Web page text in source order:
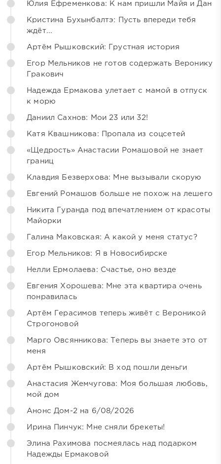
Юлия Ефременкова: К нам пришли Майя и Дан
Кристина Бухынбалтэ: Пусть впереди тебя
ждёт...
Артём Рышковский: Грустная история
Егор Мельников не готов содержать Веронику
Гракович
Надежда Ермакова улетает с мамой в отпуск
к морю
Даниил Сахнов: Мои 23 или 32!
Катя Квашникова: Пропала из соцсетей
«Щедрость» Анастасии Ромашовой не знает
границ
Клавдия Безверхова: Мне вызывали скорую
Евгений Ромашов больше не похож на лешего
Никита Гуранда под впечатлением от красоты
Майорки
Галина Маковская: А какой у меня статус?
Егор Мельников: Я в Новосибирске
Нелли Ермолаева: Счастье, оно везде
Евгения Хорошева: Мне эта квартира очень
понравилась
Артём Герасимов теперь живёт с Вероникой
Строгоновой
Марго Овсянникова: Теперь вы знаете это от
меня
Артём Рышковский: В ход пошли деньги
Анастасия Жемчугова: Моя большая любовь,
мой дом
Анонс Дом-2 на 6/08/2026
Ирина Пинчук: Мне сняли брекеты!
Элина Рахимова посмеялась над подарком
Надежды Ермаковой